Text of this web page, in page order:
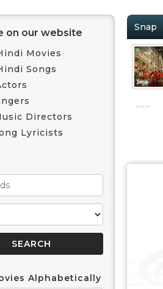
on our website
Movies
Songs
Directors
Lyricists
Alphabetically
Snap